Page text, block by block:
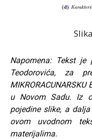
Napomena: Tekst je
Teodorovića, za
MIKRORACUNARSKU
u Novom Sadu. Iz
pojedine slike, a
ovom uvodnom
materijalima.